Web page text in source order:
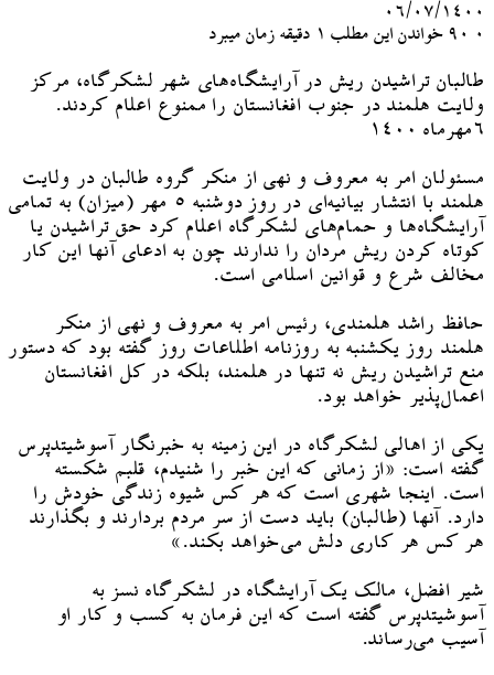
۰۶/۰۷/۱۴۰۰
۰
خواندن این مطلب 1 دقیقه زمان میبرد
طالبان تراشیدن ریش در آرایشگاه‌های شهر لشکرگاه، مرکز
ولایت هلمند در جنوب افغانستان را ممنوع اعلام کردند.
۶مهرماه ۱۴۰۰
مسئولان امر به معروف و نهی از منکر گروه طالبان در ولایت
هلمند با انتشار بیانیه‌ای در روز دوشنبه ۵ مهر (میزان) به تمامی
آرایشگاه‌ها و حمام‌های لشکرگاه اعلام کرد حق تراشیدن یا
کوتاه کردن ریش مردان را ندارند چون به ادعای آنها این کار
مخالف شرع و قوانین اسلامی است.
حافظ راشد هلمندی، رئیس امر به معروف و نهی از منکر
هلمند روز یکشنبه به روزنامه اطلاعات روز گفته بود که دستور
منع تراشیدن ریش نه تنها در هلمند، بلکه در کل افغانستان
اعمال‌پذیر خواهد بود.
یکی از اهالی لشکرگاه در این زمینه به خبرنگار آسوشیتدپرس
گفته است: «از زمانی که این خبر را شنیدم، قلبم شکسته
است. اینجا شهری است که هر کس شیوه زندگی خودش را
دارد. آنها (طالبان) باید دست از سر مردم بردارند و بگذارند
هر کس هر کاری دلش می‌خواهد بکند.»
شیر افضل، مالک یک آرایشگاه در لشکرگاه نسز به
آسوشیتدپرس گفته است که این فرمان به کسب و کار او
آسیب می‌رساند.